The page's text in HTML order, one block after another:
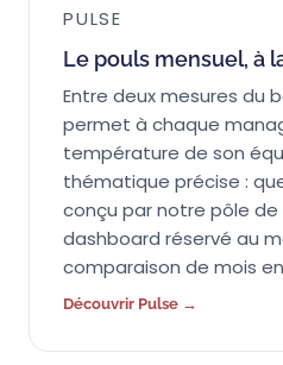
PULSE
Le pouls mensuel, à
Entre deux mesures du
permet à chaque
température de son
thématique précise :
conçu par notre pôle de
dashboard réservé au
comparaison de mois
Découvrir Pulse →